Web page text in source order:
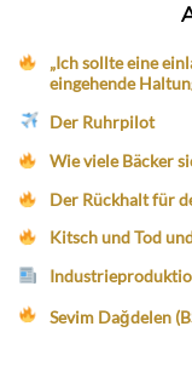
„Ich sollte eine
eingehende
Der Ruhrpilot
Wie viele Bäcker
Der Rückhalt für
Kitsch und Tod
Sevim Dağdelen